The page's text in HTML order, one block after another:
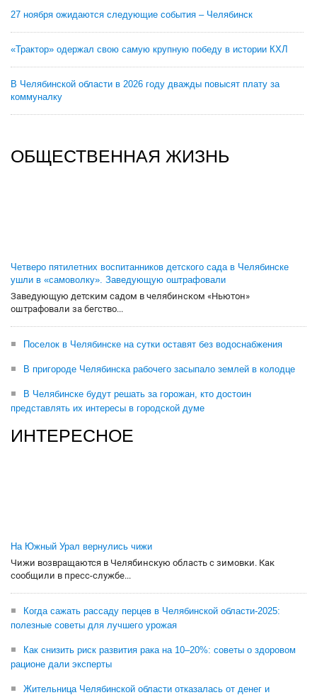
27 ноября ожидаются следующие события – Челябинск
«Трактор» одержал свою самую крупную победу в истории КХЛ
В Челябинской области в 2026 году дважды повысят плату за
коммуналку
ОБЩЕСТВЕННАЯ ЖИЗНЬ
Четверо пятилетних воспитанников детского сада в Челябинске
ушли в «самоволку». Заведующую оштрафовали
Заведующую детским садом в челябинском «Ньютон»
оштрафовали за бегство...
Поселок в Челябинске на сутки оставят без водоснабжения
В пригороде Челябинска рабочего засыпало землей в колодце
В Челябинске будут решать за горожан, кто достоин
представлять их интересы в городской думе
ИНТЕРЕСНОЕ
На Южный Урал вернулись чижи
Чижи возвращаются в Челябинскую область с зимовки. Как
сообщили в пресс-службе...
Когда сажать рассаду перцев в Челябинской области-2025:
полезные советы для лучшего урожая
Как снизить риск развития рака на 10–20%: советы о здоровом
рационе дали эксперты
Жительница Челябинской области отказалась от денег и